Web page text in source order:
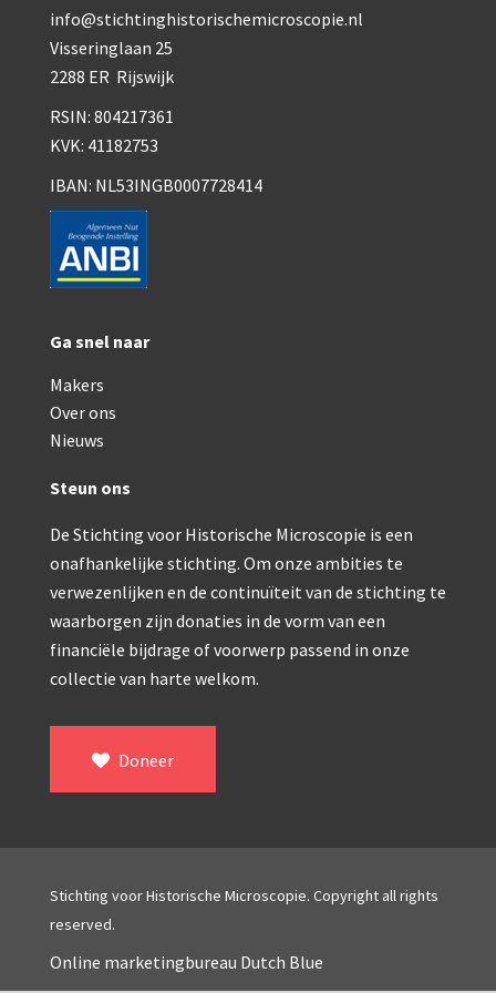
Smith, Beck & Beck, ‘Lister limb’ (1857)
Beck & Beck, ‘popular microscope’ (ca.
Ongesigneerd, Engels (1860-1880)
Robbins (1860-1890)
Nachet, ‘plus simple’ (1862-1880)
Beck & Beck, ‘popular microscope’ (1867)
Hartnack / Prazmowski (1870-1880)
Baker, prepareermicroscoop (1870-1890)
Double pillar, Frans (1870-1900)
Zeiss, statief IX (ca. 1890)
Seibert, ‘Stativ 3’ (1895-1900)
Watson & Sons, No. 1 ‘Van Heurck’ (ca. 1900)
Reichert (ca. 1925)
Winkel, statief BTC (1955-1957)
ROW, schoolmicroscoop (1955-1965)
Bleeker, statief R (ca. 1965)
Meopta, ‘veld’microscoop (1965-1980)
info@stichtinghistorischemicroscopie.nl
Visseringlaan 25
2288 ER Rijswijk
RSIN: 804217361
KVK: 41182753
IBAN: NL53INGB0007728414
Ga snel naar
Makers
Over ons
Nieuws
Steun ons
De Stichting voor Historische Microscopie is een
onafhankelijke stichting. Om onze ambities te
verwezenlijken en de continuïteit van de stichting te
waarborgen zijn donaties in de vorm van een
financiële bijdrage of voorwerp passend in onze
collectie van harte welkom.
Doneer
Stichting voor Historische Microscopie. Copyright all rights
reserved.
Online marketingbureau Dutch Blue